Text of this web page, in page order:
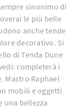
sinonimo di
le più belle
anche tende
decorativo. Si
di Tenda Dune
completerà i
Mastro Raphael
mobili e oggetti
una bellezza